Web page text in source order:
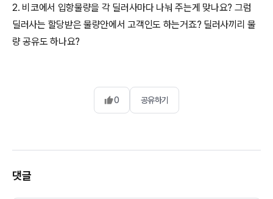
2. 비코에서 입항물량을 각 딜러사마다 나눠 주는게 맞나요? 그럼
딜러사는 할당받은 물량안에서 고객인도 하는거죠? 딜러사끼리 물
량 공유도 하나요?
0 공유하기
댓글